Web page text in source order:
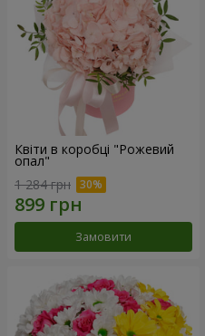
Квіти в коробці "Рожевий
опал"
1 284 грн
Замовити